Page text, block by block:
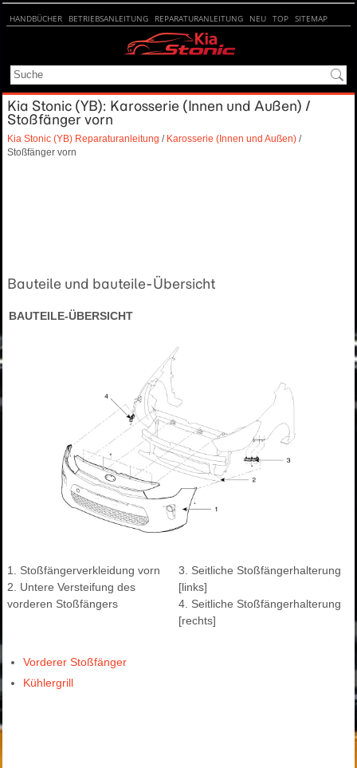
HANDBÜCHER BETRIEBSANLEITUNG REPARATURANLEITUNG NEU TOP SITEMAP
Kia Stonic (YB): Karosserie (Innen und Außen) /
Stoßfänger vorn
Kia Stonic (YB) Reparaturanleitung / Karosserie (Innen und Außen) /
Stoßfänger vorn
Bauteile und bauteile-Übersicht
BAUTEILE-ÜBERSICHT
1. Stoßfängerverkleidung vorn
2. Untere Versteifung des
vorderen Stoßfängers
3. Seitliche Stoßfängerhalterung
[links]
4. Seitliche Stoßfängerhalterung
[rechts]
Vorderer Stoßfänger
Kühlergrill